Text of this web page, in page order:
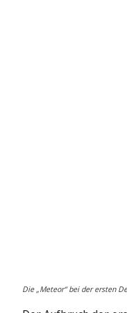
Die „Meteor“ bei der ersten